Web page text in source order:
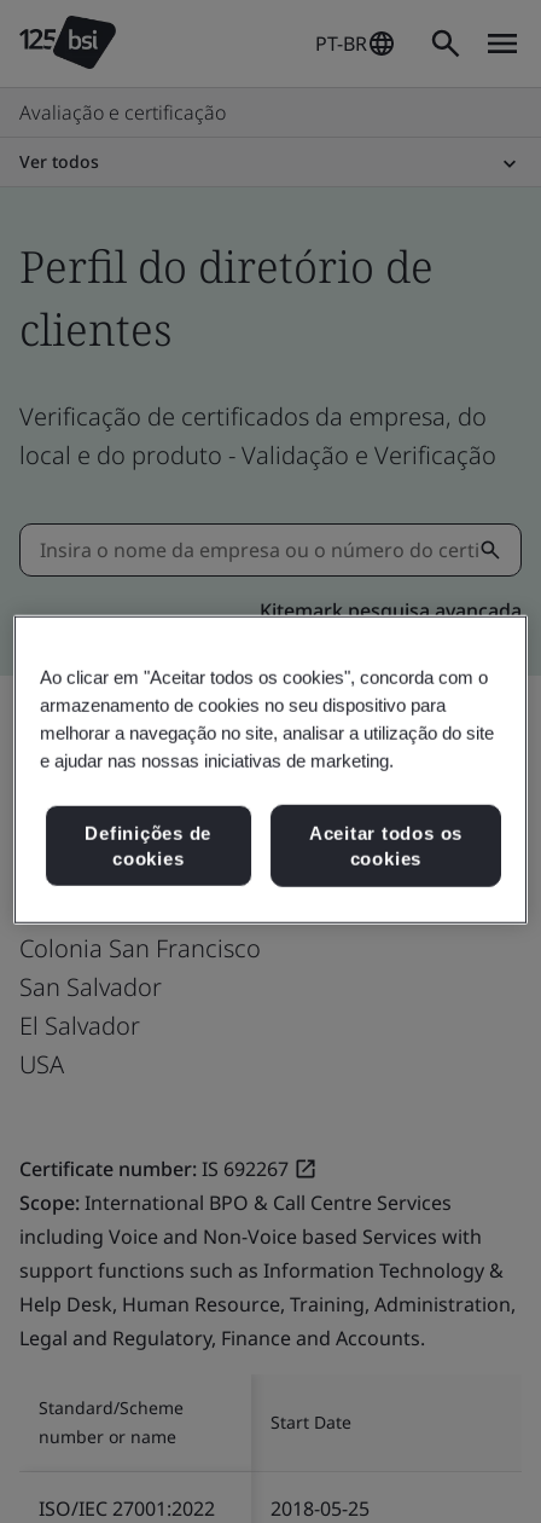
PT-BR
Avaliação e certificação
Ver todos
Perfil do diretório de
clientes
Verificação de certificados da empresa, do
local e do produto - Validação e Verificação
Kitemark pesquisa avançada
Compartilhar:
Fusion CX Limited
Colonia San Francisco
San Salvador
El Salvador
USA
Certificate number:IS 692267
Scope:International BPO & Call Centre Services
including Voice and Non-Voice based Services with
support functions such as Information Technology &
Help Desk, Human Resource, Training, Administration,
Legal and Regulatory, Finance and Accounts.
Standard/Scheme
number or name
Start Date
ISO/IEC 27001:2022 2018-05-25
Ao clicar em "Aceitar todos os cookies", concorda com o
armazenamento de cookies no seu dispositivo para
melhorar a navegação no site, analisar a utilização do site
e ajudar nas nossas iniciativas de marketing.
Definições de
cookies
Aceitar todos os
cookies